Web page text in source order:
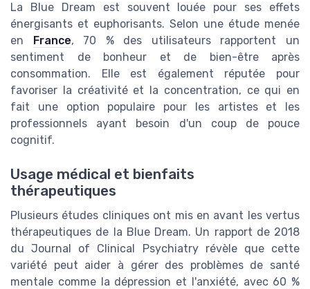
La Blue Dream est souvent louée pour ses effets
énergisants et euphorisants. Selon une étude menée
en
France, 70 % des utilisateurs rapportent un
sentiment de bonheur et de bien-être après
consommation. Elle est également réputée pour
favoriser la créativité et la concentration, ce qui en
fait une option populaire pour les artistes et les
professionnels ayant besoin d'un coup de pouce
cognitif.
Usage médical et bienfaits
thérapeutiques
Plusieurs études cliniques ont mis en avant les vertus
thérapeutiques de la Blue Dream. Un rapport de 2018
du Journal of Clinical Psychiatry révèle que cette
variété peut aider à gérer des problèmes de santé
mentale comme la dépression et l'anxiété, avec 60 %